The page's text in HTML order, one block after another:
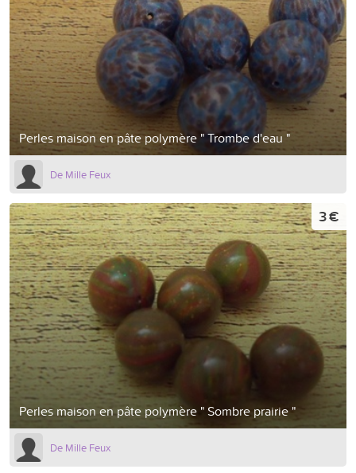
Perles maison en pâte polymère " Trombe d'eau "
De Mille Feux
Perles maison en pâte polymère " Sombre prairie "
3 €
De Mille Feux